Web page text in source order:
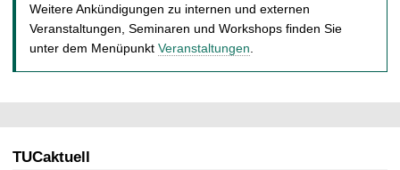
Weitere Ankündigungen zu internen und externen
Veranstaltungen, Seminaren und Workshops finden Sie
unter dem Menüpunkt Veranstaltungen
TUCaktuell